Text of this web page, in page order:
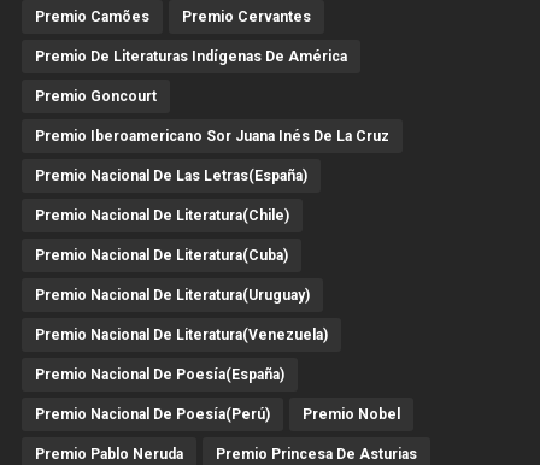
Premio Camões Premio Cervantes
Premio De Literaturas Indígenas De América
Premio Goncourt
Premio Iberoamericano Sor Juana Inés De La Cruz
Premio Nacional De Las Letras(España)
Premio Nacional De Literatura(Chile)
Premio Nacional De Literatura(Cuba)
Premio Nacional De Literatura(Uruguay)
Premio Nacional De Literatura(Venezuela)
Premio Nacional De Poesía(España)
Premio Nacional De Poesía(Perú) Premio Nobel
Premio Pablo Neruda Premio Princesa De Asturias